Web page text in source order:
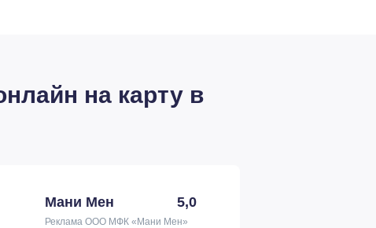
на карту в
Мани Мен 5,0
Реклама ООО МФК «Мани Мен»